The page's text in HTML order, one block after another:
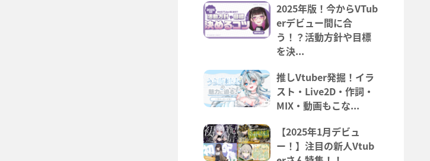
2025年版！今からVTub
erデビュー間に合
う！？活動方針や目標
を決...
推しVtuber発掘！イラ
スト・Live2D・作詞・
MIX・動画もこな...
【2025年1月デビュ
ー！】注目の新人Vtub